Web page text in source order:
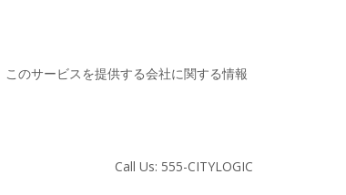
のサービスを提供する会社に関する情報
Call Us: 555-CITYLOGIC